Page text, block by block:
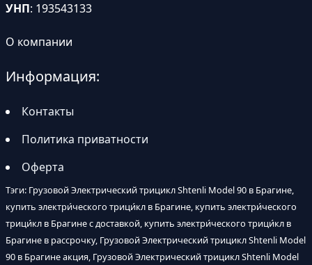
УНП: 193543133
О компании
Информация:
Контакты
Политика приватности
Оферта
Тэги: Грузовой Электрический трицикл Shtenli Model 90 в Брагине,
купить электри́ческого трици́кл в Брагине, купить электри́ческого
трици́кл в Брагине с доставкой, купить электри́ческого трици́кл в
Брагине в рассрочку, Грузовой Электрический трицикл Shtenli Model
90 в Брагине акция, Грузовой Электрический трицикл Shtenli Model